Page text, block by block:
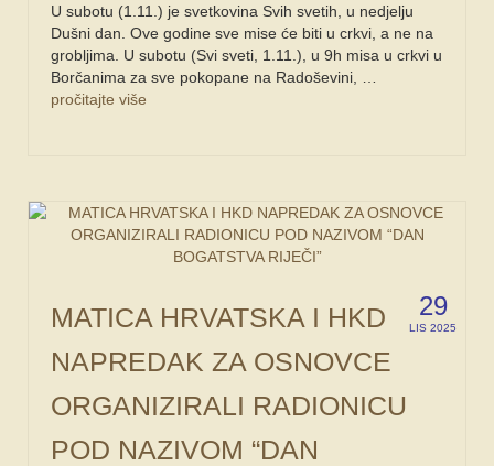
U subotu (1.11.) je svetkovina Svih svetih, u nedjelju
Dušni dan. Ove godine sve mise će biti u crkvi, a ne na
grobljima. U subotu (Svi sveti, 1.11.), u 9h misa u crkvi u
Borčanima za sve pokopane na Radoševini, …
pročitajte više
29
LIS 2025
MATICA HRVATSKA I HKD
NAPREDAK ZA OSNOVCE
ORGANIZIRALI RADIONICU
POD NAZIVOM “DAN